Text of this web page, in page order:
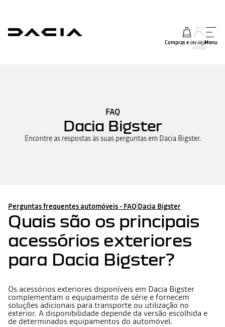
Compras e serviços
A minha
conta
Menu
FAQ
Dacia Bigster
Encontre as respostas às suas perguntas em Dacia Bigster.
Perguntas frequentes automóveis - FAQ Dacia Bigster
Quais são os principais
acessórios exteriores
para Dacia Bigster?
Os acessórios exteriores disponíveis em Dacia Bigster
complementam o equipamento de série e fornecem
soluções adicionais para transporte ou utilização no
exterior. A disponibilidade depende da versão escolhida e
de determinados equipamentos do automóvel.